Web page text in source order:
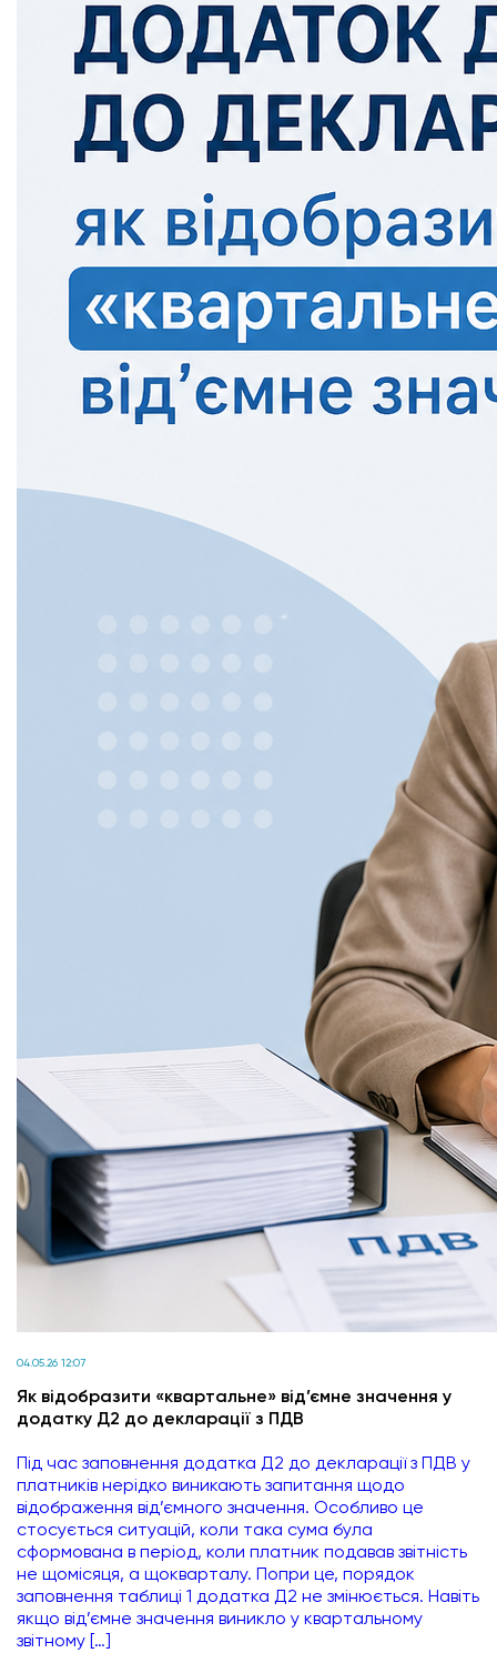
04.05.26 12:07
Як відобразити «квартальне» від’ємне значення у
додатку Д2 до декларації з ПДВ
Під час заповнення додатка Д2 до декларації з ПДВ у
платників нерідко виникають запитання щодо
відображення від’ємного значення. Особливо це
стосується ситуацій, коли така сума була
сформована в період, коли платник подавав звітність
не щомісяця, а щокварталу. Попри це, порядок
заповнення таблиці 1 додатка Д2 не змінюється. Навіть
якщо від’ємне значення виникло у квартальному
звітному […]